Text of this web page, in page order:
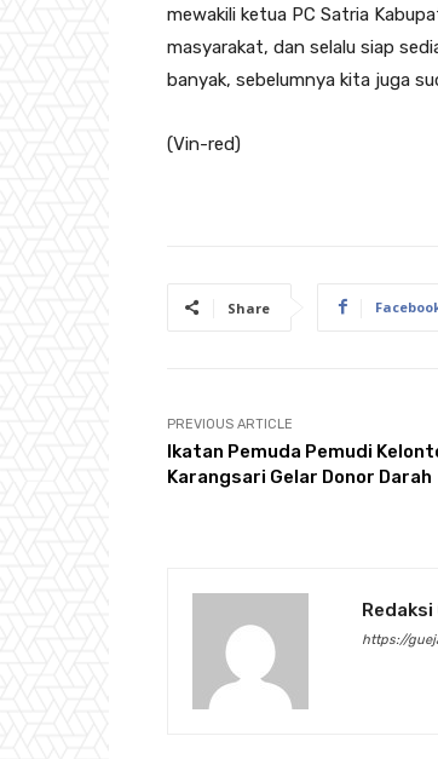
mewakili ketua PC Satria
masyarakat, dan selalu siap
banyak, sebelumnya kita juga
(Vin-red)
Share
PREVIOUS ARTICLE
Ikatan Pemuda Pemudi
Karangsari Gelar Donor Darah
Redaksi
https://